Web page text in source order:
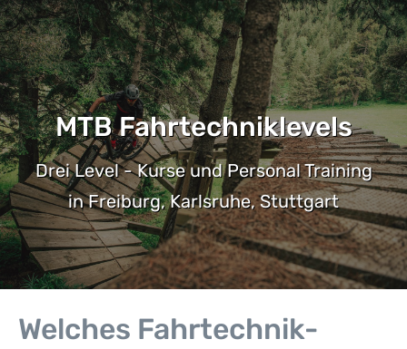
MTB Fahrtechniklevels
Drei Level - Kurse und Personal Training
in Freiburg, Karlsruhe, Stuttgart
Welches Fahrtechnik-